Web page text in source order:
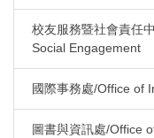
校友服務暨社會責任
Social Engagement
國際事務處/Office of
圖書與資訊處/Office